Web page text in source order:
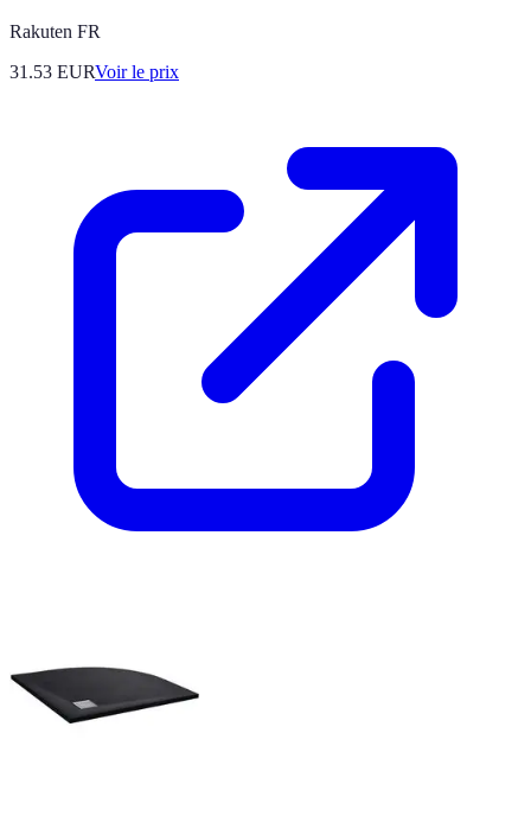
Rakuten FR
31.53 EURVoir le prix